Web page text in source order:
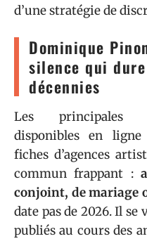
d’une stratégie de
Dominique
silence qui
décennies
Les principales
disponibles en ligne
fiches d’agences
commun frappant :
conjoint, de mariage
date pas de 2026. Il
publiés au cours des